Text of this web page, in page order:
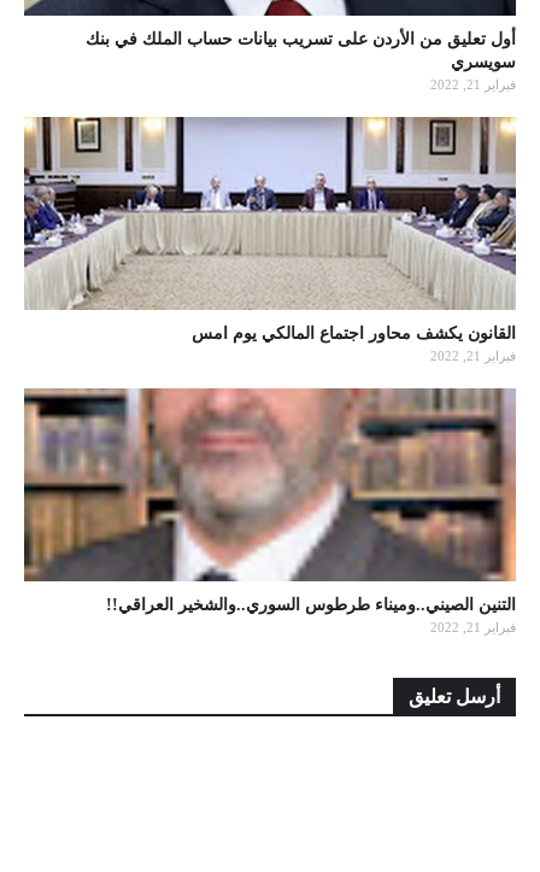
أول تعليق من الأردن على تسريب بيانات حساب الملك في بنك
سويسري
فبراير 21, 2022
القانون يكشف محاور اجتماع المالكي يوم امس
فبراير 21, 2022
التنين الصيني..وميناء طرطوس السوري..والشخير العراقي!!
فبراير 21, 2022
أرسل تعليق